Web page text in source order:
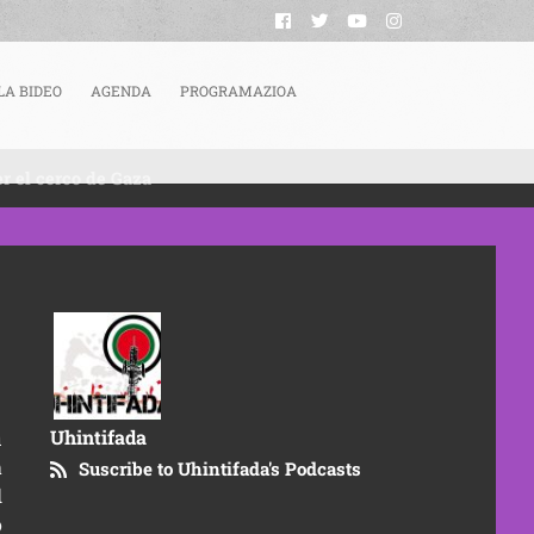
BIDEO AGENDA PROGRAMAZIOA
el cerco de Gaza
Uhintifada
Suscribe to Uhintifada's Podcasts